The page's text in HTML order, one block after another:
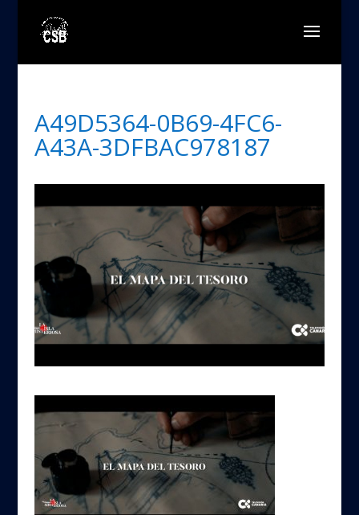
A49D5364-0B69-4FC6-
A43A-3DFBAC978187